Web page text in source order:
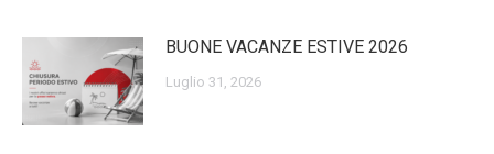
BUONE VACANZE ESTIVE 2026
Luglio 31, 2026